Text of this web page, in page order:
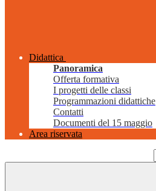
Didattica
Panoramica
Offerta formativa
I progetti delle classi
Programmazioni didattiche
Contatti
Documenti del 15 maggio
Area riservata